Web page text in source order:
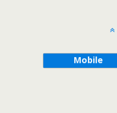
Mobile